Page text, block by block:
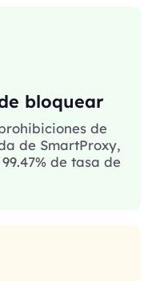
bloquear
de
de SmartProxy,
de tasa de